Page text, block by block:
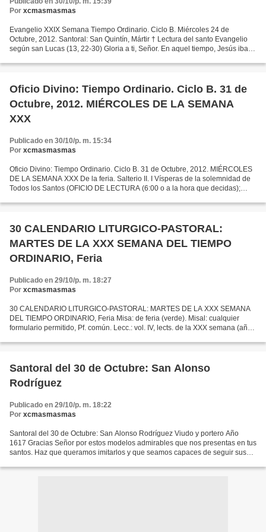
Por xcmasmasmas
Evangelio XXIX Semana Tiempo Ordinario. Ciclo B. Miércoles 24 de
Octubre, 2012. Santoral: San Quintín, Mártir † Lectura del santo Evangelio
según san Lucas (13, 22-30) Gloria a ti, Señor. En aquel tiempo, Jesús iba
Oficio Divino: Tiempo Ordinario. Ciclo B. 31 de
Octubre, 2012. MIÉRCOLES DE LA SEMANA
XXX
Publicado en 30/10/p. m. 15:34
Por xcmasmasmas
Oficio Divino: Tiempo Ordinario. Ciclo B. 31 de Octubre, 2012. MIÉRCOLES
DE LA SEMANA XXX De la feria. Salterio II. I Vísperas de la solemnidad de
Todos los Santos (OFICIO DE LECTURA (6:00 o a la hora que decidas);
30 CALENDARIO LITURGICO-PASTORAL:
MARTES DE LA XXX SEMANA DEL TIEMPO
ORDINARIO, Feria
Publicado en 29/10/p. m. 18:27
Por xcmasmasmas
30 CALENDARIO LITURGICO-PASTORAL: MARTES DE LA XXX SEMANA
DEL TIEMPO ORDINARIO, Feria Misa: de feria (verde). Misal: cualquier
formulario permitido, Pf. común. Lecc.: vol. IV, lects. de la XXX semana (año
Santoral del 30 de Octubre: San Alonso
Rodríguez
Publicado en 29/10/p. m. 18:22
Por xcmasmasmas
Santoral del 30 de Octubre: San Alonso Rodríguez Viudo y portero Año
1617 Gracias Señor por estos modelos admirables que nos presentas en tus
santos. Haz que queramos imitarlos y que seamos capaces de seguir sus